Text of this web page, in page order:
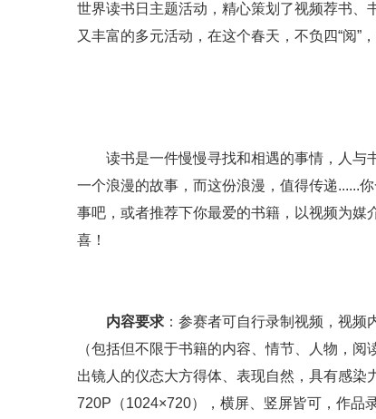
世界读书日主题活动，精心策划了视频荐书、
又丰富的多元活动，在这个春天，不负四“阅”
读书是一件慢慢寻找和相遇的事情，人与
一个浪漫的故事，而这份浪漫，值得传递......
事吧，或者推荐下你最爱的书籍，以视频为
喜！
内容要求 ：参赛者可自行录制视频，视
（包括但不限于书籍的内容、情节、人物，
出镜人的仪态大方得体、表现自然，具有感
720P（1024×720），横屏、竖屏皆可，作品